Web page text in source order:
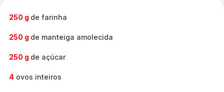
250 g de farinha
250 g de manteiga amolecida
250 g de açúcar
4 ovos inteiros